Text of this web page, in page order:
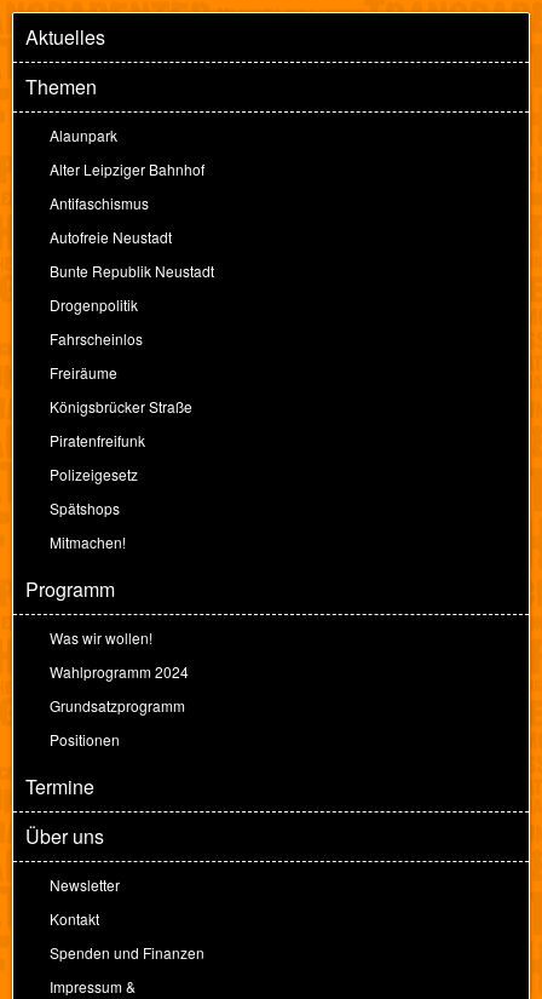
Aktuelles
Themen
Alaunpark
Alter Leipziger Bahnhof
Antifaschismus
Autofreie Neustadt
Bunte Republik Neustadt
Drogenpolitik
Fahrscheinlos
Freiräume
Königsbrücker Straße
Piratenfreifunk
Polizeigesetz
Spätshops
Mitmachen!
Programm
Was wir wollen!
Wahlprogramm 2024
Grundsatzprogramm
Positionen
Termine
Über uns
Newsletter
Kontakt
Spenden und Finanzen
Impressum &